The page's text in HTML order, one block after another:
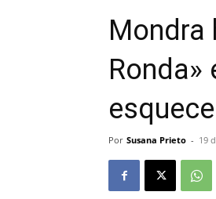
Mondra
Ronda»
Por Susana Prieto - 19